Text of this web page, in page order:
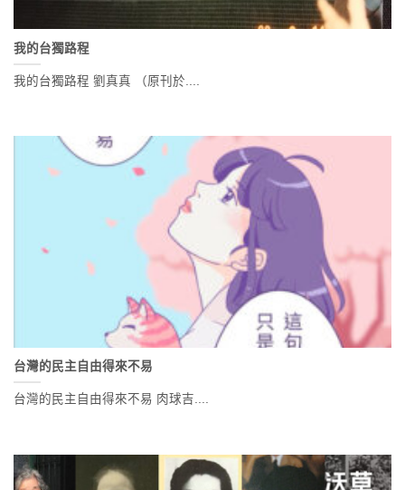
我的台獨路程
我的台獨路程 劉真真 （原刊於....
台灣的民主自由得來不易
台灣的民主自由得來不易 肉球吉....